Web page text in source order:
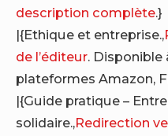
description complète.}
|{Ethique et entreprise.,
de l’éditeur. Disponible
plateformes Amazon,
|{Guide pratique –
solidaire.,Redirection